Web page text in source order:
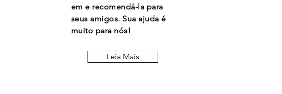
em e recomendá-la para
seus amigos. Sua ajuda é
muito para nós!
Leia Mais